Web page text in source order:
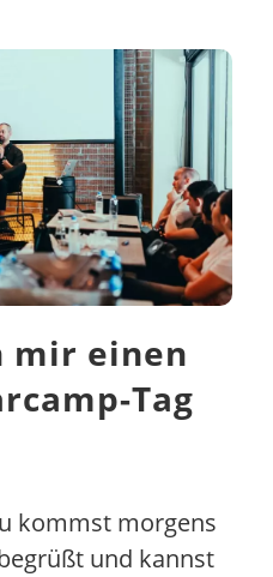
mir einen
Tag
kommst morgens
und kannst